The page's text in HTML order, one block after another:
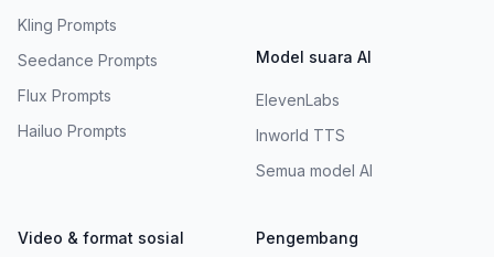
Kling Prompts
Seedance Prompts
Flux Prompts
Hailuo Prompts
Model suara AI
ElevenLabs
Inworld TTS
Semua model AI
Video & format sosial Pengembang